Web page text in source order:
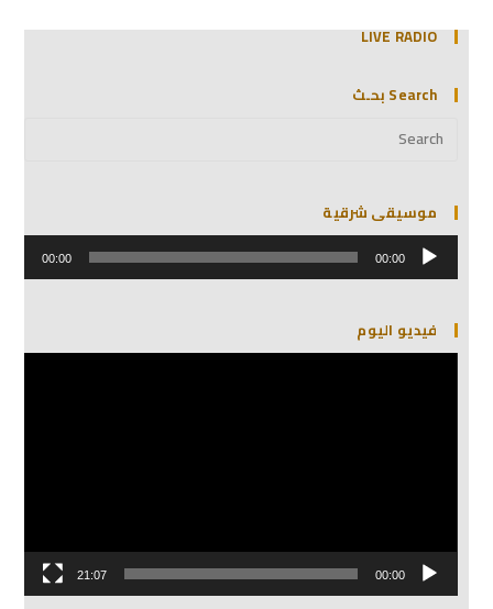
LIVE RADIO
Search بحـث
موسيقى شرقية
مشغل
الصوت 00:00
00:00
فيديو اليوم
مشغل
00:00
21:07